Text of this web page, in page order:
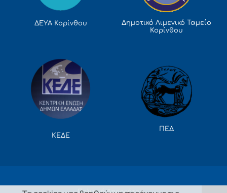
ΔΕΥΑ Κορίνθου
Δημοτικό Λιμενικό Ταμείο
Κορίνθου
ΚΕΔΕ
ΠΕΔ
Πολιτική Απορρήτου